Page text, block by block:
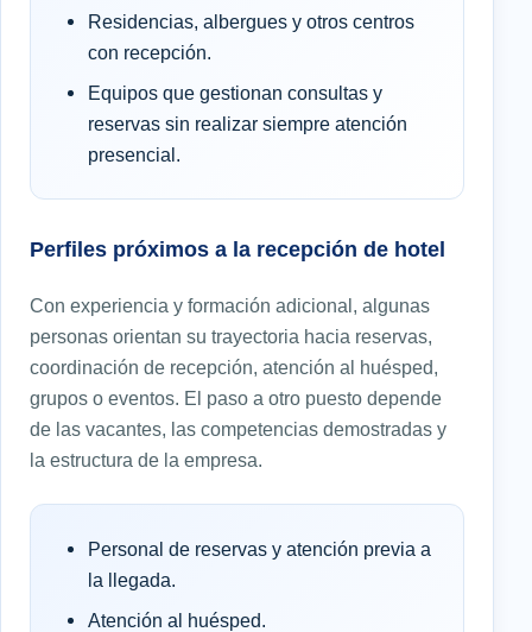
Residencias, albergues y otros centros
con recepción.
Equipos que gestionan consultas y
reservas sin realizar siempre atención
presencial.
Perfiles próximos a la recepción de hotel
Con experiencia y formación adicional, algunas
personas orientan su trayectoria hacia reservas,
coordinación de recepción, atención al huésped,
grupos o eventos. El paso a otro puesto depende
de las vacantes, las competencias demostradas y
la estructura de la empresa.
Personal de reservas y atención previa a
la llegada.
Atención al huésped.